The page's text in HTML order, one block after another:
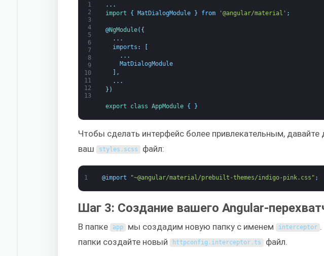
1
2
3
4
5
6
7
8
9
10
11
12
13
. . .
import
{ MatDialogModule } from '@angular/material' ;
@NgModule( {
. . .
imports :
[
. . .
MatDialogModule
,
. . .
} )
export class AppModule { }
Чтобы сделать интерфейс более привлекательным,
ваш styles . scss файл:
1 @import "~@angular/material/prebuilt-themes/indigo-pink.css" ;
Шаг 3: Создание вашего Angular-
В папке app мы создадим новую папку с именем interceptor .
папки создайте новый httpconfig . interceptor .ts файл.